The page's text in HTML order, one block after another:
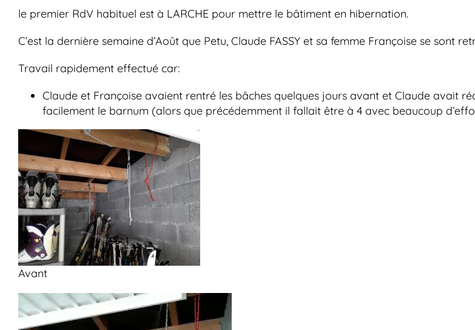
le premier RdV habituel est à LARCHE pour mettre le bâtiment en hibernation.
C’est la dernière semaine d’Août que Petu, Claude FASSY et sa femme Françoise se sont
Travail rapidement effectué car:
Claude et Françoise avaient rentré les bâches quelques jours avant et Claude avait
facilement le barnum (alors que précédemment il fallait être à 4 avec beaucoup
Avant
Lecteur
vidéo